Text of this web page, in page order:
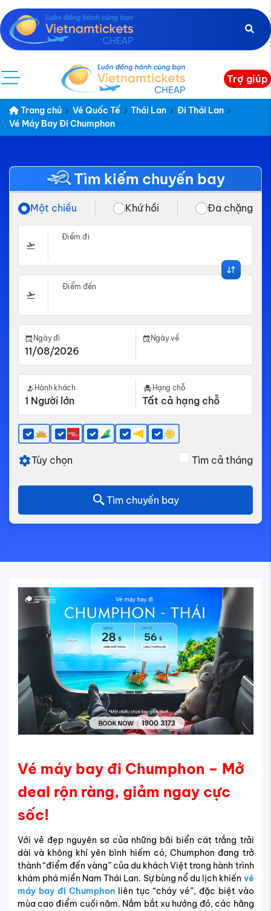
Trợ giúp
Trang chủ Vé Quốc Tế Thái Lan
Đi Thái Lan
Vé Máy Bay Đi Chumphon
Tìm kiếm chuyến bay
Một chiều Khứ hồi Đa chặng
Điểm đi
Điểm đến
Ngày đi Ngày về
Hành khách Hạng chỗ
Tùy chọn Tìm cả tháng
Tìm chuyến bay
Vé máy bay đi Chumphon – Mở
deal rộn ràng, giảm ngay cực
sốc!
Với vẻ đẹp nguyên sơ của những bãi biển cát trắng trải
dài và không khí yên bình hiếm có, Chumphon đang trở
thành “điểm đến vàng” của du khách Việt trong hành trình
khám phá miền Nam Thái Lan. Sự bùng nổ du lịch khiến vé
máy bay đi Chumphonliên tục “cháy vé”, đặc biệt vào
mùa cao điểm cuối năm. Nắm bắt xu hướng đó, các hãng